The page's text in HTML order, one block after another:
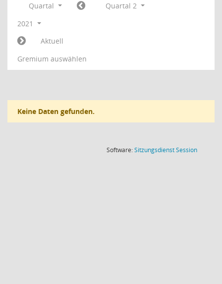
Quartal
Quartal 2
2021
Aktuell
Gremium auswählen
Keine Daten gefunden.
Software:SitzungsdienstSession(Wird in